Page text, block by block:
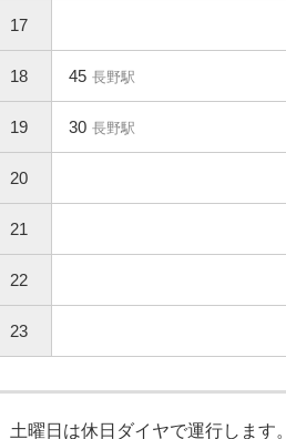
17
18 45 長野駅
19 30 長野駅
20
21
22
23
土曜日は休日ダイヤで運行します。